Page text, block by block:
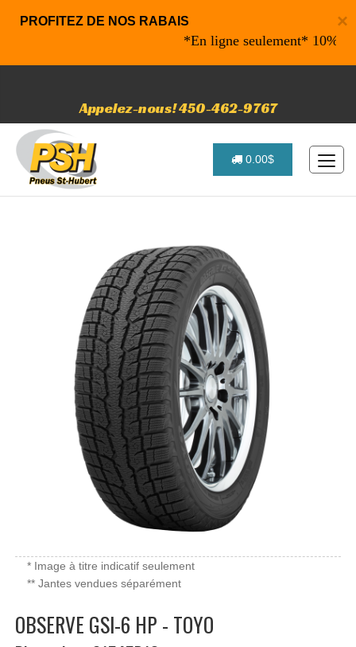
×
PROFITEZ DE NOS RABAIS
*En ligne seulement* 10% de
Appelez-nous! 450-462-9767
0.00$
* Image à titre indicatif seulement
** Jantes vendues séparément
OBSERVE GSI-6 HP - TOYO